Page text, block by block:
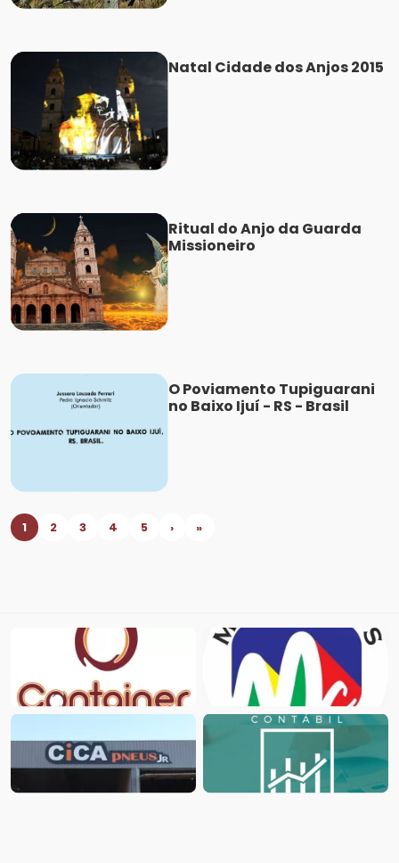
Natal Cidade dos Anjos 2015
Ritual do Anjo da Guarda
Missioneiro
O Poviamento Tupiguarani
no Baixo Ijuí - RS - Brasil
1 2 3 4 5 › »